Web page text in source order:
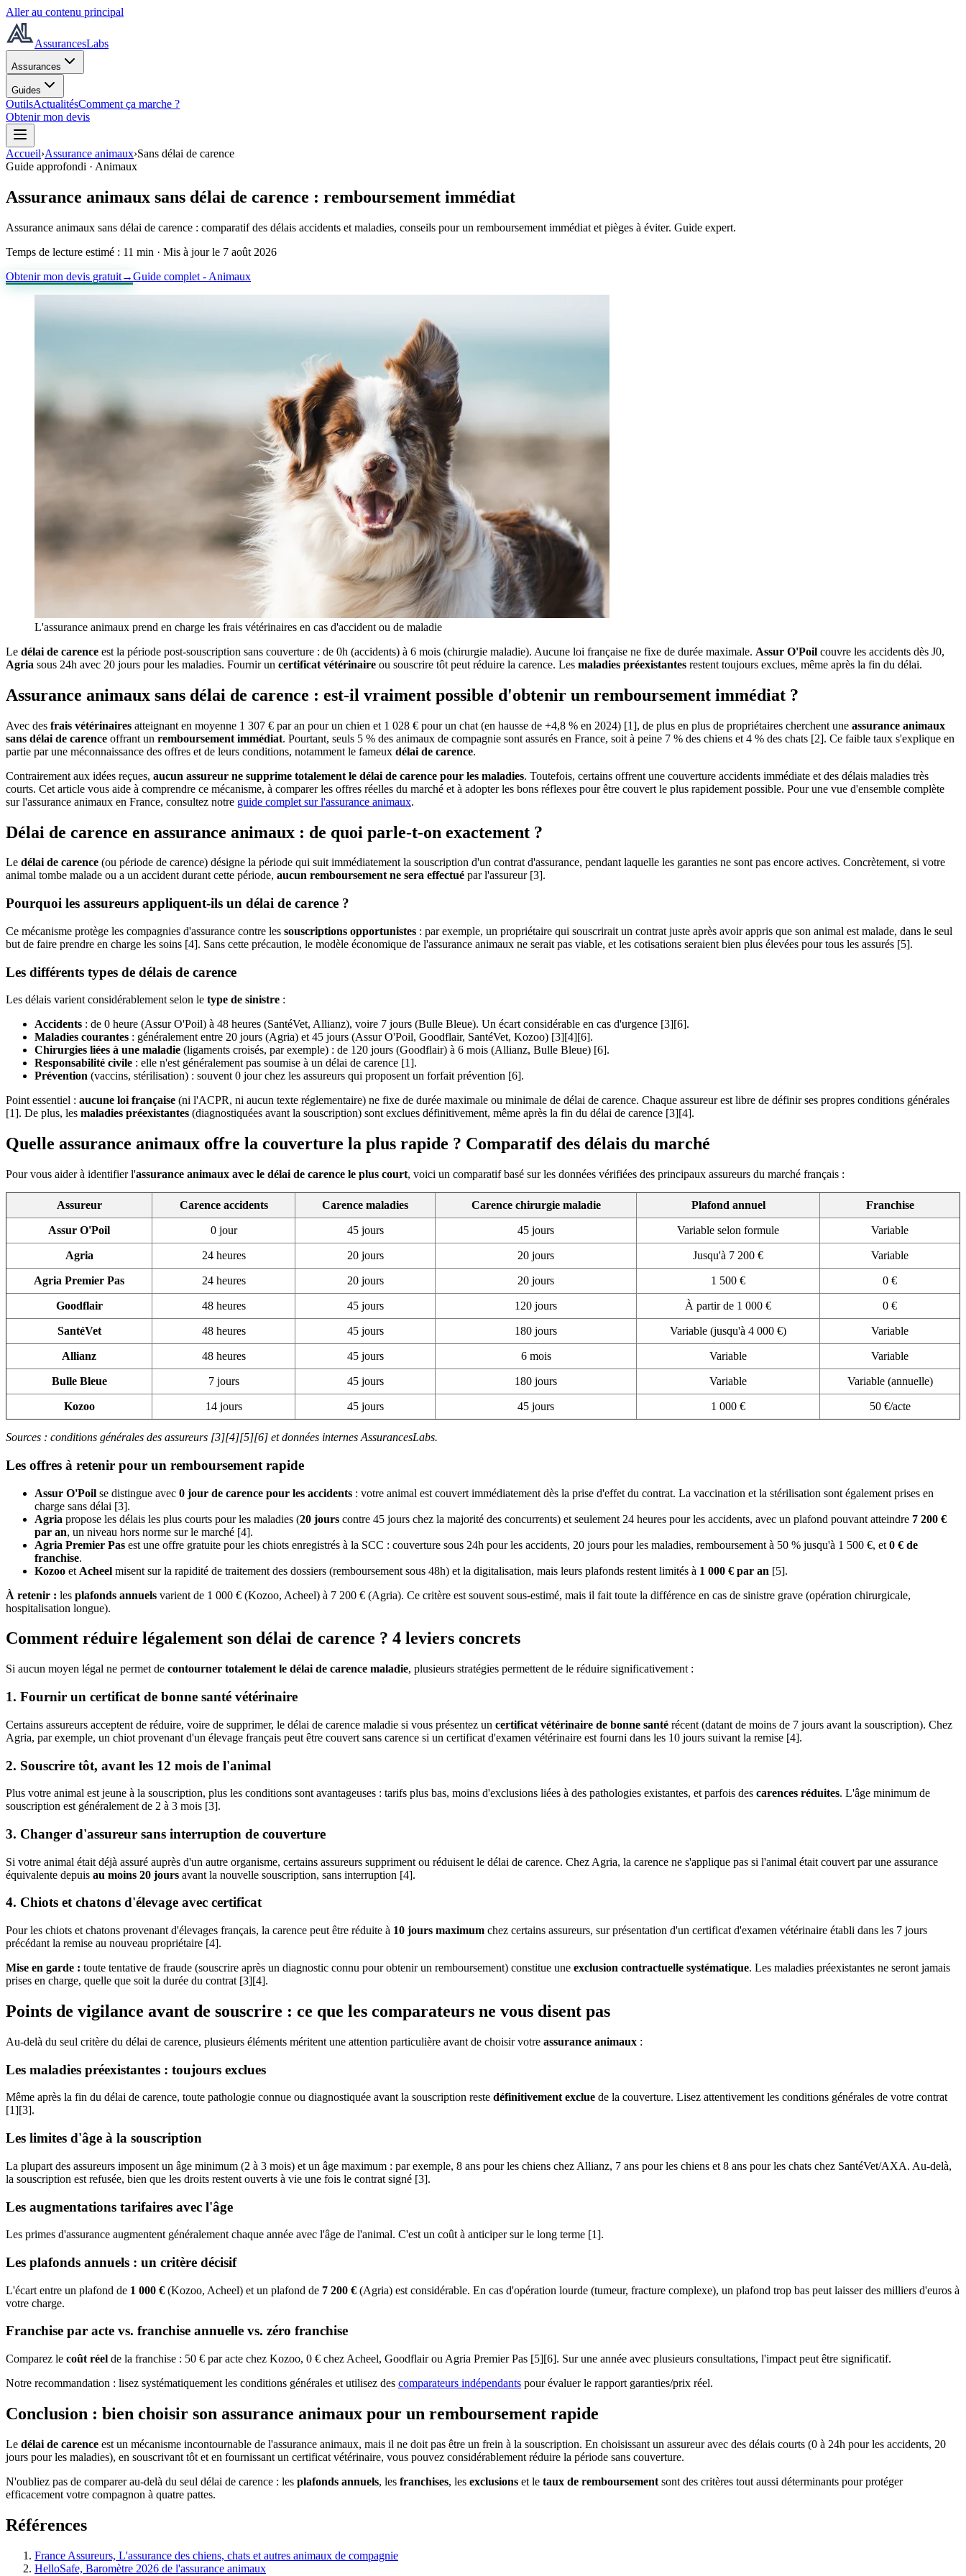
Aller au contenu principal
AssurancesLabs
Assurances
Guides
OutilsActualitésComment ça marche ?
Obtenir mon devis
Accueil›Assurance animaux›Sans délai de carence
Guide approfondi · Animaux
Assurance animaux sans délai de carence : remboursement immédiat
Assurance animaux sans délai de carence : comparatif des délais accidents et maladies, conseils pour un remboursement immédiat et pièges à éviter. Guide expert.
Temps de lecture estimé : 11 min · Mis à jour le 7 août 2026
Obtenir mon devis gratuit→Guide complet - Animaux
L'assurance animaux prend en charge les frais vétérinaires en cas d'accident ou de maladie
Le délai de carence est la période post-souscription sans couverture : de 0h (accidents) à 6 mois (chirurgie maladie). Aucune loi française ne fixe de durée maximale. Assur O'Poil couvre les accidents dès J0,
Agria sous 24h avec 20 jours pour les maladies. Fournir un certificat vétérinaire ou souscrire tôt peut réduire la carence. Les maladies préexistantes restent toujours exclues, même après la fin du délai.
Assurance animaux sans délai de carence : est-il vraiment possible d'obtenir un remboursement immédiat ?
Avec des frais vétérinaires atteignant en moyenne 1 307 € par an pour un chien et 1 028 € pour un chat (en hausse de +4,8 % en 2024) [1], de plus en plus de propriétaires cherchent une assurance animaux
sans délai de carence offrant un remboursement immédiat. Pourtant, seuls 5 % des animaux de compagnie sont assurés en France, soit à peine 7 % des chiens et 4 % des chats [2]. Ce faible taux s'explique en
partie par une méconnaissance des offres et de leurs conditions, notamment le fameux délai de carence.
Contrairement aux idées reçues, aucun assureur ne supprime totalement le délai de carence pour les maladies. Toutefois, certains offrent une couverture accidents immédiate et des délais maladies très
courts. Cet article vous aide à comprendre ce mécanisme, à comparer les offres réelles du marché et à adopter les bons réflexes pour être couvert le plus rapidement possible. Pour une vue d'ensemble complète
sur l'assurance animaux en France, consultez notre guide complet sur l'assurance animaux.
Délai de carence en assurance animaux : de quoi parle-t-on exactement ?
Le délai de carence (ou période de carence) désigne la période qui suit immédiatement la souscription d'un contrat d'assurance, pendant laquelle les garanties ne sont pas encore actives. Concrètement, si votre
animal tombe malade ou a un accident durant cette période, aucun remboursement ne sera effectué par l'assureur [3].
Pourquoi les assureurs appliquent-ils un délai de carence ?
Ce mécanisme protège les compagnies d'assurance contre les souscriptions opportunistes : par exemple, un propriétaire qui souscrirait un contrat juste après avoir appris que son animal est malade, dans le seul
but de faire prendre en charge les soins [4]. Sans cette précaution, le modèle économique de l'assurance animaux ne serait pas viable, et les cotisations seraient bien plus élevées pour tous les assurés [5].
Les différents types de délais de carence
Les délais varient considérablement selon le type de sinistre :
Accidents : de 0 heure (Assur O'Poil) à 48 heures (SantéVet, Allianz), voire 7 jours (Bulle Bleue). Un écart considérable en cas d'urgence [3][6].
Maladies courantes : généralement entre 20 jours (Agria) et 45 jours (Assur O'Poil, Goodflair, SantéVet, Kozoo) [3][4][6].
Chirurgies liées à une maladie (ligaments croisés, par exemple) : de 120 jours (Goodflair) à 6 mois (Allianz, Bulle Bleue) [6].
Responsabilité civile : elle n'est généralement pas soumise à un délai de carence [1].
Prévention (vaccins, stérilisation) : souvent 0 jour chez les assureurs qui proposent un forfait prévention [6].
Point essentiel : aucune loi française (ni l'ACPR, ni aucun texte réglementaire) ne fixe de durée maximale ou minimale de délai de carence. Chaque assureur est libre de définir ses propres conditions générales
[1]. De plus, les maladies préexistantes (diagnostiquées avant la souscription) sont exclues définitivement, même après la fin du délai de carence [3][4].
Quelle assurance animaux offre la couverture la plus rapide ? Comparatif des délais du marché
Pour vous aider à identifier l'assurance animaux avec le délai de carence le plus court, voici un comparatif basé sur les données vérifiées des principaux assureurs du marché français :
Assureur Carence accidents Carence maladies Carence chirurgie maladie Plafond annuel Franchise
Assur O'Poil 0 jour 45 jours 45 jours Variable selon formule Variable
Agria 24 heures 20 jours 20 jours Jusqu'à 7 200 € Variable
Agria Premier Pas 24 heures 20 jours 20 jours 1 500 € 0 €
Goodflair 48 heures 45 jours 120 jours À partir de 1 000 € 0 €
SantéVet 48 heures 45 jours 180 jours Variable (jusqu'à 4 000 €) Variable
Allianz 48 heures 45 jours 6 mois Variable Variable
Bulle Bleue 7 jours 45 jours 180 jours Variable Variable (annuelle)
Kozoo 14 jours 45 jours 45 jours 1 000 € 50 €/acte
Sources : conditions générales des assureurs [3][4][5][6] et données internes AssurancesLabs.
Les offres à retenir pour un remboursement rapide
Assur O'Poil se distingue avec 0 jour de carence pour les accidents : votre animal est couvert immédiatement dès la prise d'effet du contrat. La vaccination et la stérilisation sont également prises en
charge sans délai [3].
Agria propose les délais les plus courts pour les maladies (20 jours contre 45 jours chez la majorité des concurrents) et seulement 24 heures pour les accidents, avec un plafond pouvant atteindre 7 200 €
par an, un niveau hors norme sur le marché [4].
Agria Premier Pas est une offre gratuite pour les chiots enregistrés à la SCC : couverture sous 24h pour les accidents, 20 jours pour les maladies, remboursement à 50 % jusqu'à 1 500 €, et 0 € de
franchise.
Kozoo et Acheel misent sur la rapidité de traitement des dossiers (remboursement sous 48h) et la digitalisation, mais leurs plafonds restent limités à 1 000 € par an [5].
À retenir : les plafonds annuels varient de 1 000 € (Kozoo, Acheel) à 7 200 € (Agria). Ce critère est souvent sous-estimé, mais il fait toute la différence en cas de sinistre grave (opération chirurgicale,
hospitalisation longue).
Comment réduire légalement son délai de carence ? 4 leviers concrets
Si aucun moyen légal ne permet de contourner totalement le délai de carence maladie, plusieurs stratégies permettent de le réduire significativement :
1. Fournir un certificat de bonne santé vétérinaire
Certains assureurs acceptent de réduire, voire de supprimer, le délai de carence maladie si vous présentez un certificat vétérinaire de bonne santé récent (datant de moins de 7 jours avant la souscription). Chez
Agria, par exemple, un chiot provenant d'un élevage français peut être couvert sans carence si un certificat d'examen vétérinaire est fourni dans les 10 jours suivant la remise [4].
2. Souscrire tôt, avant les 12 mois de l'animal
Plus votre animal est jeune à la souscription, plus les conditions sont avantageuses : tarifs plus bas, moins d'exclusions liées à des pathologies existantes, et parfois des carences réduites. L'âge minimum de
souscription est généralement de 2 à 3 mois [3].
3. Changer d'assureur sans interruption de couverture
Si votre animal était déjà assuré auprès d'un autre organisme, certains assureurs suppriment ou réduisent le délai de carence. Chez Agria, la carence ne s'applique pas si l'animal était couvert par une assurance
équivalente depuis au moins 20 jours avant la nouvelle souscription, sans interruption [4].
4. Chiots et chatons d'élevage avec certificat
Pour les chiots et chatons provenant d'élevages français, la carence peut être réduite à 10 jours maximum chez certains assureurs, sur présentation d'un certificat d'examen vétérinaire établi dans les 7 jours
précédant la remise au nouveau propriétaire [4].
Mise en garde : toute tentative de fraude (souscrire après un diagnostic connu pour obtenir un remboursement) constitue une exclusion contractuelle systématique. Les maladies préexistantes ne seront jamais
prises en charge, quelle que soit la durée du contrat [3][4].
Points de vigilance avant de souscrire : ce que les comparateurs ne vous disent pas
Au-delà du seul critère du délai de carence, plusieurs éléments méritent une attention particulière avant de choisir votre assurance animaux :
Les maladies préexistantes : toujours exclues
Même après la fin du délai de carence, toute pathologie connue ou diagnostiquée avant la souscription reste définitivement exclue de la couverture. Lisez attentivement les conditions générales de votre contrat
[1][3].
Les limites d'âge à la souscription
La plupart des assureurs imposent un âge minimum (2 à 3 mois) et un âge maximum : par exemple, 8 ans pour les chiens chez Allianz, 7 ans pour les chiens et 8 ans pour les chats chez SantéVet/AXA. Au-delà,
la souscription est refusée, bien que les droits restent ouverts à vie une fois le contrat signé [3].
Les augmentations tarifaires avec l'âge
Les primes d'assurance augmentent généralement chaque année avec l'âge de l'animal. C'est un coût à anticiper sur le long terme [1].
Les plafonds annuels : un critère décisif
L'écart entre un plafond de 1 000 € (Kozoo, Acheel) et un plafond de 7 200 € (Agria) est considérable. En cas d'opération lourde (tumeur, fracture complexe), un plafond trop bas peut laisser des milliers d'euros à
votre charge.
Franchise par acte vs. franchise annuelle vs. zéro franchise
Comparez le coût réel de la franchise : 50 € par acte chez Kozoo, 0 € chez Acheel, Goodflair ou Agria Premier Pas [5][6]. Sur une année avec plusieurs consultations, l'impact peut être significatif.
Notre recommandation : lisez systématiquement les conditions générales et utilisez des comparateurs indépendants pour évaluer le rapport garanties/prix réel.
Conclusion : bien choisir son assurance animaux pour un remboursement rapide
Le délai de carence est un mécanisme incontournable de l'assurance animaux, mais il ne doit pas être un frein à la souscription. En choisissant un assureur avec des délais courts (0 à 24h pour les accidents, 20
jours pour les maladies), en souscrivant tôt et en fournissant un certificat vétérinaire, vous pouvez considérablement réduire la période sans couverture.
N'oubliez pas de comparer au-delà du seul délai de carence : les plafonds annuels, les franchises, les exclusions et le taux de remboursement sont des critères tout aussi déterminants pour protéger
efficacement votre compagnon à quatre pattes.
Références
France Assureurs, L'assurance des chiens, chats et autres animaux de compagnie
HelloSafe, Baromètre 2026 de l'assurance animaux